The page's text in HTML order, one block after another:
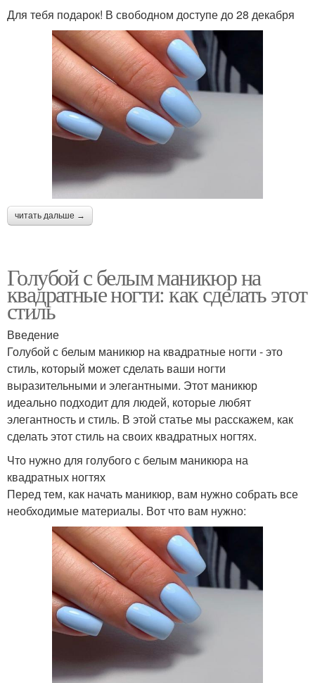
Для тебя подарок! В свободном доступе до 28 декабря
читать дальше →
Голубой с белым маникюр на
квадратные ногти: как сделать этот
стиль
Введение
Голубой с белым маникюр на квадратные ногти - это
стиль, который может сделать ваши ногти
выразительными и элегантными. Этот маникюр
идеально подходит для людей, которые любят
элегантность и стиль. В этой статье мы расскажем, как
сделать этот стиль на своих квадратных ногтях.
Что нужно для голубого с белым маникюра на
квадратных ногтях
Перед тем, как начать маникюр, вам нужно собрать все
необходимые материалы. Вот что вам нужно: